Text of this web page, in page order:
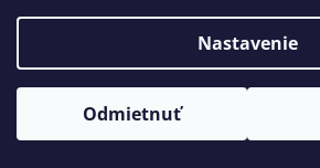
Nastavenie
Odmietnuť
Nevystužená podprsenka s